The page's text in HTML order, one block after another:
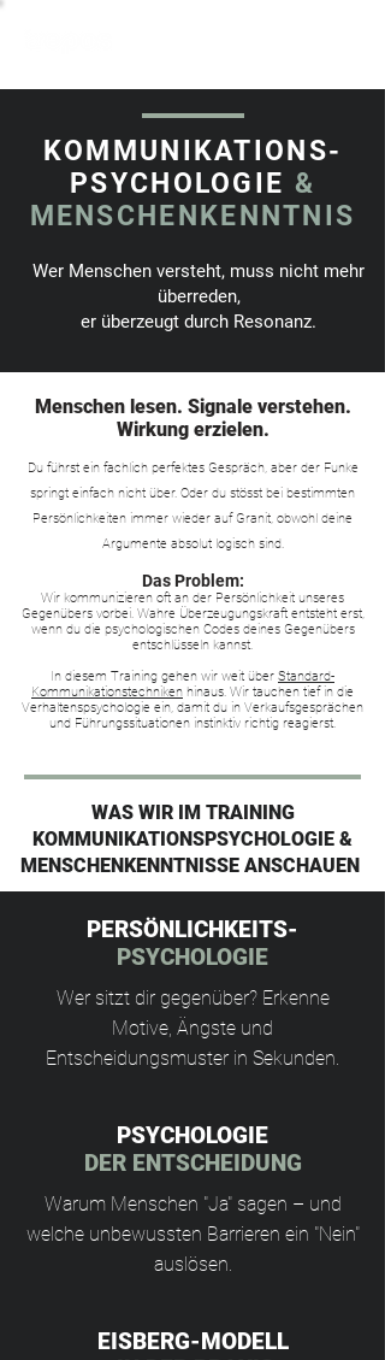
KOMMUNIKATIONS-
PSYCHOLOGIE &
MENSCHENKENNTNIS
Wer Menschen versteht, muss nicht mehr
überreden,
er überzeugt durch Resonanz.
Menschen lesen. Signale verstehen.
Wirkung erzielen.
Du führst ein fachlich perfektes Gespräch, aber der Funke
springt einfach nicht über. Oder du stösst bei bestimmten
Persönlichkeiten immer wieder auf Granit, obwohl deine
Argumente absolut logisch sind.
Das Problem:
Wir kommunizieren oft an der Persönlichkeit unseres
Gegenübers vorbei. Wahre Überzeugungskraft entsteht erst,
wenn du die psychologischen Codes deines Gegenübers
entschlüsseln kannst.
In diesem Training gehen wir weit über Standard-
Kommunikationstechniken hinaus. Wir tauchen tief in die
Verhaltenspsychologie ein, damit du in Verkaufsgesprächen
und Führungssituationen instinktiv richtig reagierst.
WAS WIR IM TRAINING
KOMMUNIKATIONSPSYCHOLOGIE &
MENSCHENKENNTNISSE ANSCHAUEN
PERSÖNLICHKEITS-
PSYCHOLOGIE
Wer sitzt dir gegenüber? Erkenne
Motive, Ängste und
Entscheidungsmuster in Sekunden.
PSYCHOLOGIE
DER ENTSCHEIDUNG
Warum Menschen "Ja" sagen – und
welche unbewussten Barrieren ein "Nein"
auslösen.
EISBERG-MODELL